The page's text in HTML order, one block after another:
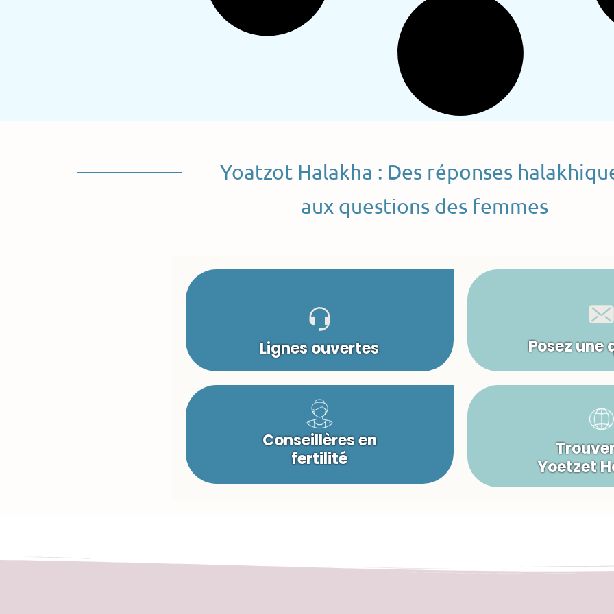
Yoatzot Halakha : Des réponses
aux questions des femmes
Lignes ouvertes Posez une
Conseillères en
fertilité
Yoetzet